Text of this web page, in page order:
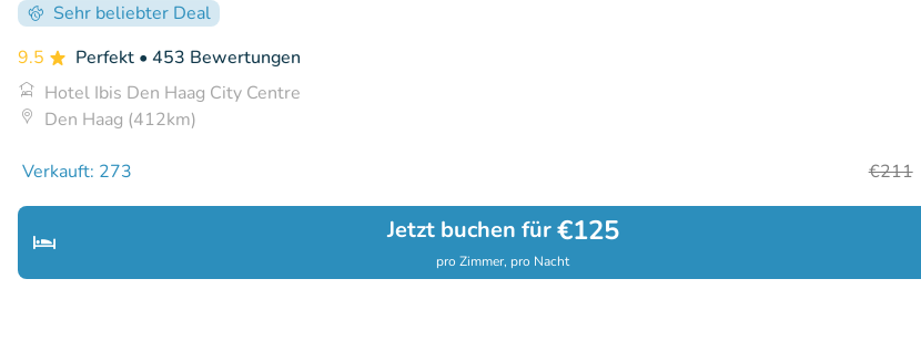
Sehr beliebter Deal
9.5
Perfekt • 453 Bewertungen
Hotel Ibis Den Haag City Centre
Den Haag (412km)
Verkauft: 273 €211
Jetzt buchen für€125
pro Zimmer, pro Nacht